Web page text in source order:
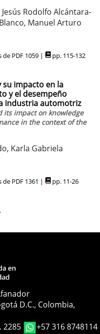
Rodolfo Alcántara-
Manuel Arturo
de PDF 1059 | pp. 115-132
impacto en la
y el desempeño
industria automotriz
its impact on knowledge
in the context of the
Karla Gabriela
de PDF 1361 | pp. 11-26
D.C., Colombia,
2285 +57 316 8748114